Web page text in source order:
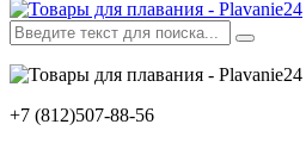
+7 (812)507-88-56